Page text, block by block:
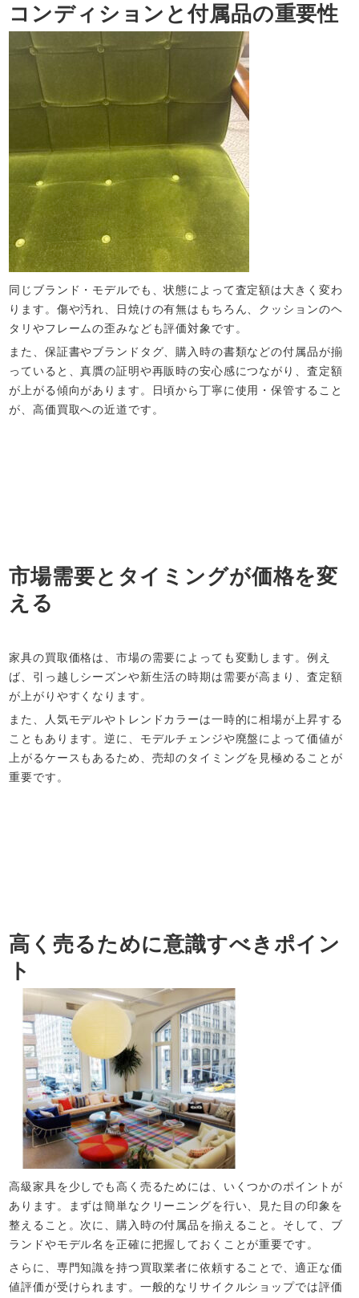
コンディションと付属品の重要性
同じブランド・モデルでも、状態によって査定額は大きく変わ
ります。傷や汚れ、日焼けの有無はもちろん、クッションのヘ
タリやフレームの歪みなども評価対象です。
また、保証書やブランドタグ、購入時の書類などの付属品が揃
っていると、真贋の証明や再販時の安心感につながり、査定額
が上がる傾向があります。日頃から丁寧に使用・保管すること
が、高価買取への近道です。
市場需要とタイミングが価格を変
える
家具の買取価格は、市場の需要によっても変動します。例え
ば、引っ越しシーズンや新生活の時期は需要が高まり、査定額
が上がりやすくなります。
また、人気モデルやトレンドカラーは一時的に相場が上昇する
こともあります。逆に、モデルチェンジや廃盤によって価値が
上がるケースもあるため、売却のタイミングを見極めることが
重要です。
高く売るために意識すべきポイン
ト
高級家具を少しでも高く売るためには、いくつかのポイントが
あります。まずは簡単なクリーニングを行い、見た目の印象を
整えること。次に、購入時の付属品を揃えること。そして、ブ
ランドやモデル名を正確に把握しておくことが重要です。
さらに、専門知識を持つ買取業者に依頼することで、適正な価
値評価が受けられます。一般的なリサイクルショップでは評価